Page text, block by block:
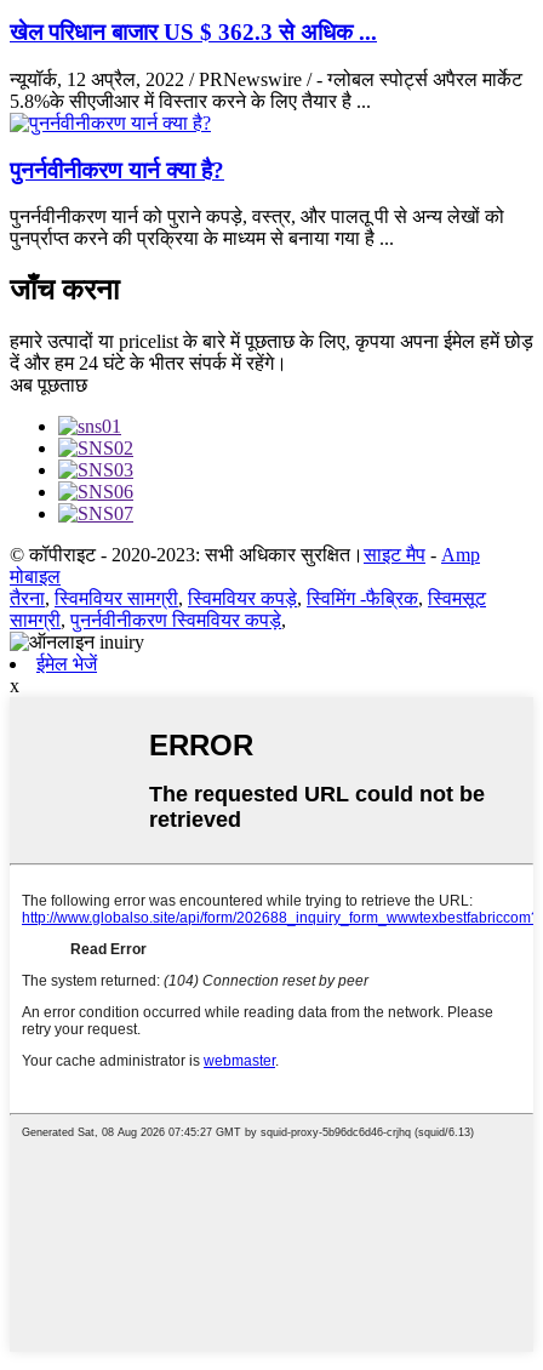
खेल परिधान बाजार US $ 362.3 से अधिक ...
न्यूयॉर्क, 12 अप्रैल, 2022 / PRNewswire / - ग्लोबल स्पोर्ट्स अपैरल मार्केट
5.8%के सीएजीआर में विस्तार करने के लिए तैयार है ...
पुनर्नवीनीकरण यार्न क्या है?
पुनर्नवीनीकरण यार्न को पुराने कपड़े, वस्त्र, और पालतू पी से अन्य लेखों को
पुनर्प्राप्त करने की प्रक्रिया के माध्यम से बनाया गया है ...
जाँच करना
हमारे उत्पादों या pricelist के बारे में पूछताछ के लिए, कृपया अपना ईमेल हमें छोड़
दें और हम 24 घंटे के भीतर संपर्क में रहेंगे।
अब पूछताछ
© कॉपीराइट - 2020-2023: सभी अधिकार सुरक्षित।साइट मैप - Amp
मोबाइल
तैरना,स्विमवियर सामग्री,स्विमवियर कपड़े,स्विमिंग -फैब्रिक,स्विमसूट
सामग्री,पुनर्नवीनीकरण स्विमवियर कपड़े,
ईमेल भेजें
x